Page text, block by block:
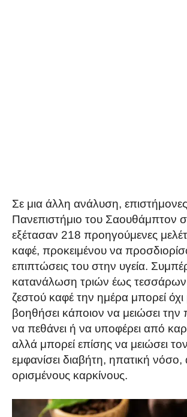
Σε μια άλλη ανάλυση,
Πανεπιστήμιο του Σαουθάμπτον
εξέτασαν 218 προηγούμενες
καφέ, προκειμένου να
επιπτώσεις του στην υγεία.
κατανάλωση τριών έως τεσσάρων
ζεστού καφέ την ημέρα μπορεί
βοηθήσει κάποιον να μειώσει την
να πεθάνει ή να υποφέρει από
αλλά μπορεί επίσης να μειώσει
εμφανίσει διαβήτη, ηπατική νόσο,
ορισμένους καρκίνους.